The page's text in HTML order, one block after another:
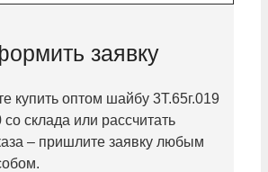
заявку
купить оптом шайбу 3Т.65г.019
склада или рассчитать
– пришлите заявку любым